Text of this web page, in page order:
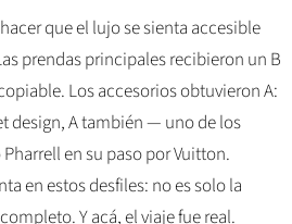
que el lujo se sienta accesible
prendas principales recibieron un B
Los accesorios obtuvieron A:
design, A también — uno de los
en su paso por Vuitton.
en estos desfiles: no es solo la
Y acá, el viaje fue real.